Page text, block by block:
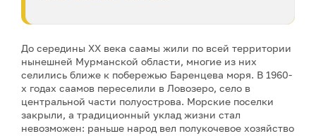
До середины XX века саамы жили по всей территории
нынешней Мурманской области, многие из них
селились ближе к побережью Баренцева моря. В 1960-
х годах саамов переселили в Ловозеро, село в
центральной части полуострова. Морские поселки
закрыли, а традиционный уклад жизни стал
невозможен: раньше народ вел полукочевое хозяйство